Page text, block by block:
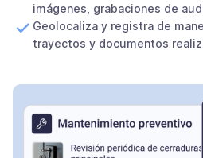
imágenes, grabaciones de
Geolocaliza y registra de
trayectos y documentos